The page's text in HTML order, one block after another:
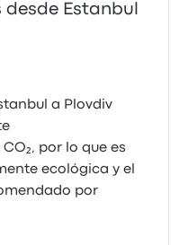
Estanbul
a Plovdiv
CO₂, por lo que es
ecológica y el
por